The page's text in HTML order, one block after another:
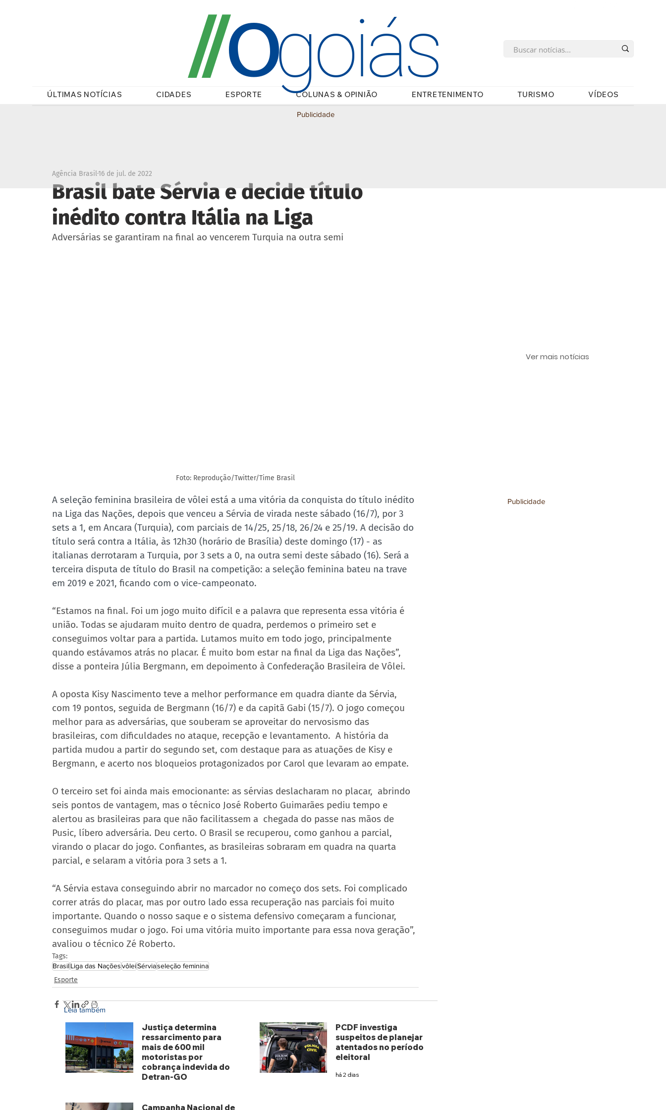
ÚLTIMAS NOTÍCIAS CIDADES ESPORTE COLUNAS & OPINIÃO ENTRETENIMENTO TURISMO VÍDEOS
//Ogoiás
Brasil bate Sérvia e decide título
inédito contra Itália na Liga
Agência Brasil16 de jul. de 2022
Adversárias se garantiram na final ao vencerem Turquia na outra semi
Foto: Reprodução/Twitter/Time Brasil
A seleção feminina brasileira de vôlei está a uma vitória da conquista do título inédito
na Liga das Nações, depois que venceu a Sérvia de virada neste sábado (16/7), por 3
sets a 1, em Ancara (Turquia), com parciais de 14/25, 25/18, 26/24 e 25/19. A decisão do
título será contra a Itália, às 12h30 (horário de Brasília) deste domingo (17) - as
italianas derrotaram a Turquia, por 3 sets a 0, na outra semi deste sábado (16). Será a
terceira disputa de título do Brasil na competição: a seleção feminina bateu na trave
em 2019 e 2021, ficando com o vice-campeonato.
“Estamos na final. Foi um jogo muito difícil e a palavra que representa essa vitória é
união. Todas se ajudaram muito dentro de quadra, perdemos o primeiro set e
conseguimos voltar para a partida. Lutamos muito em todo jogo, principalmente
quando estávamos atrás no placar. É muito bom estar na final da Liga das Nações”,
disse a ponteira Júlia Bergmann, em depoimento à Confederação Brasileira de Vôlei.
A oposta Kisy Nascimento teve a melhor performance em quadra diante da Sérvia,
com 19 pontos, seguida de Bergmann (16/7) e da capitã Gabi (15/7). O jogo começou
melhor para as adversárias, que souberam se aproveitar do nervosismo das
brasileiras, com dificuldades no ataque, recepção e levantamento.  A história da
partida mudou a partir do segundo set, com destaque para as atuações de Kisy e
Bergmann, e acerto nos bloqueios protagonizados por Carol que levaram ao empate.
O terceiro set foi ainda mais emocionante: as sérvias deslacharam no placar,  abrindo
seis pontos de vantagem, mas o técnico José Roberto Guimarães pediu tempo e
alertou as brasileiras para que não facilitassem a  chegada do passe nas mãos de
Pusic, líbero adversária. Deu certo. O Brasil se recuperou, como ganhou a parcial,
virando o placar do jogo. Confiantes, as brasileiras sobraram em quadra na quarta
parcial, e selaram a vitória pora 3 sets a 1.
“A Sérvia estava conseguindo abrir no marcador no começo dos sets. Foi complicado
correr atrás do placar, mas por outro lado essa recuperação nas parciais foi muito
importante. Quando o nosso saque e o sistema defensivo começaram a funcionar,
conseguimos mudar o jogo. Foi uma vitória muito importante para essa nova geração”,
avaliou o técnico Zé Roberto.
Tags:
Brasil Liga das NaçõesvôleiSérviaseleção feminina
Esporte
Publicidade
Publicidade
Ver mais notícias
Leia também
Justiça determina
ressarcimento para
mais de 600 mil
motoristas por
cobrança indevida do
Detran-GO
PCDF investiga
suspeitos de planejar
atentados no período
eleitoral
há 2 dias
Campanha Nacional de